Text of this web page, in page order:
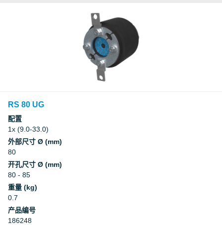
RS 80 UG
配置
1x (9.0-33.0)
外部尺寸 Ø (mm)
80
开孔尺寸 Ø (mm)
80 - 85
重量 (kg)
0.7
产品编号
186248